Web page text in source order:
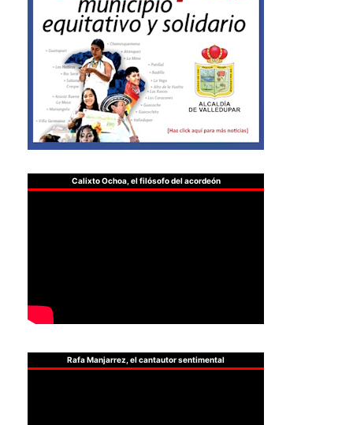
Calixto Ochoa, el filósofo del acordeón
Rafa Manjarrez, el cantautor sentimental